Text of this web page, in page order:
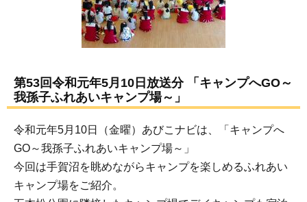
第53回令和元年5月10日放送分 「キャンプへGO～
我孫子ふれあいキャンプ場～」
令和元年5月10日（金曜）あびこナビは、「キャンプへ
GO～我孫子ふれあいキャンプ場～」
今回は手賀沼を眺めながらキャンプを楽しめるふれあい
キャンプ場をご紹介。